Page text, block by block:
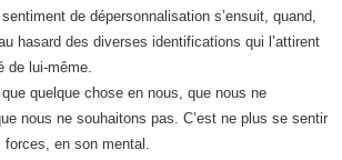
de dépersonnalisation s’ensuit, quand,
hasard des diverses identifications qui l’attirent
de lui-même.
quelque chose en nous, que nous ne
nous ne souhaitons pas. C’est ne plus se sentir
en son mental.